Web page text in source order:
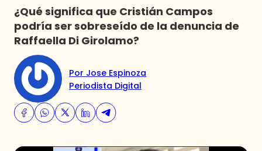
¿Qué significa que Cristián Campos
podría ser sobreseído de la denuncia de
Raffaella Di Girolamo?
Por Jose Espinoza
Periodista Digital